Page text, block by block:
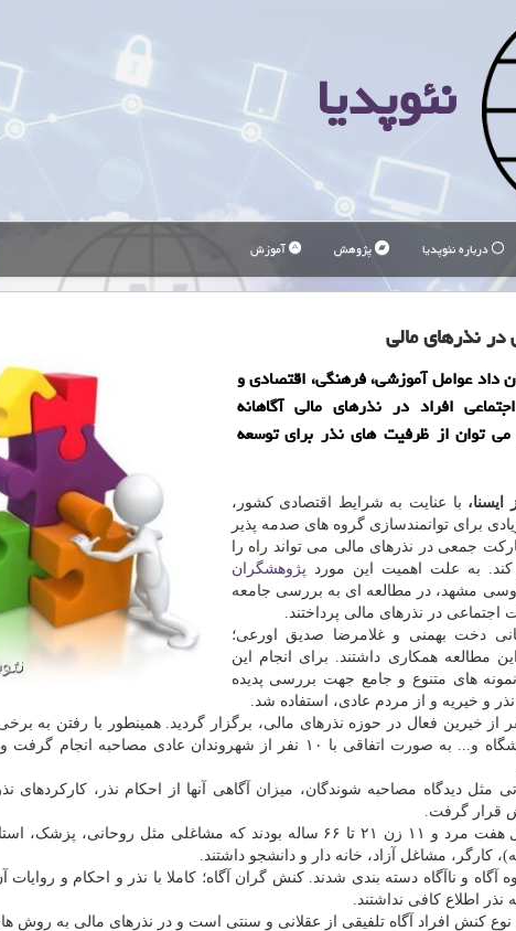
نئوپدیا
درباره نئوپدیا پژوهش آموزش
نذرهای مالی
عوامل آموزشی، فرهنگی، اقتصادی و
افراد در نذرهای مالی آگاهانه
توان از ظرفیت های نذر برای توسعه
ایسنا، با عنایت به شرایط اقتصادی کشور،
برای توانمندسازی گروه های صدمه پذیر
جمعی در نذرهای مالی می تواند راه را
به علت اهمیت این مورد پژوهشگران
مشهد، در مطالعه ای به بررسی جامعه
در نذرهای مالی پرداختند.
دخت بهمنی و غلامرضا صدیق اورعی؛
مطالعه همکاری داشتند. برای انجام این
های متنوع و جامع جهت بررسی پدیده
نذر و خیریه و از مردم عادی، استفاده شد.
خیرین فعال در حوزه نذرهای مالی، برگزار گردید. همینطور با رفتن به
مثل مسجد، درمانگاه، فروشگاه و... به صورت اتفاقی با ۱۰ نفر از شهروندان
مثل دیدگاه مصاحبه شوندگان، میزان آگاهی آنها از احکام نذر،
قرار گرفت.
جمعیت مورد بررسی شامل هفت مرد و ۱۱ زن ۲۱ تا ۶۶ ساله بودند که مشاغلی
مشاغل آزاد، خانه دار و دانشجو داشتند.
و ناآگاه دسته بندی شدند. کنش گران آگاه؛ کاملا با نذر و احکام و روایات
نذر اطلاع کافی نداشتند.
نوع کنش افراد آگاه تلفیقی از عقلانی و سنتی است و در نذرهای مالی به روش